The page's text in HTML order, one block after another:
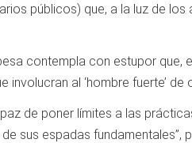
públicos) que, a la luz de
contempla con estupor que,
al ‘hombre fuerte’ de
de poner límites a las
sus espadas fundamentales”,